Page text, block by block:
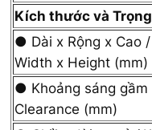
Kích thước và
● Dài x Rộng x Cao
Width x Height (mm)
● Khoảng sáng gầm
Clearance (mm)